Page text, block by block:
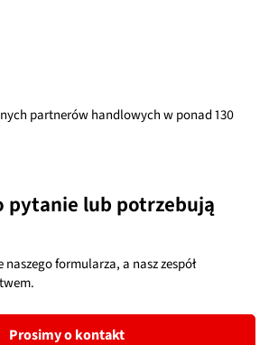
partnerów handlowych w ponad 130
pytanie lub potrzebują
naszego formularza, a nasz zespół
Prosimy o kontakt